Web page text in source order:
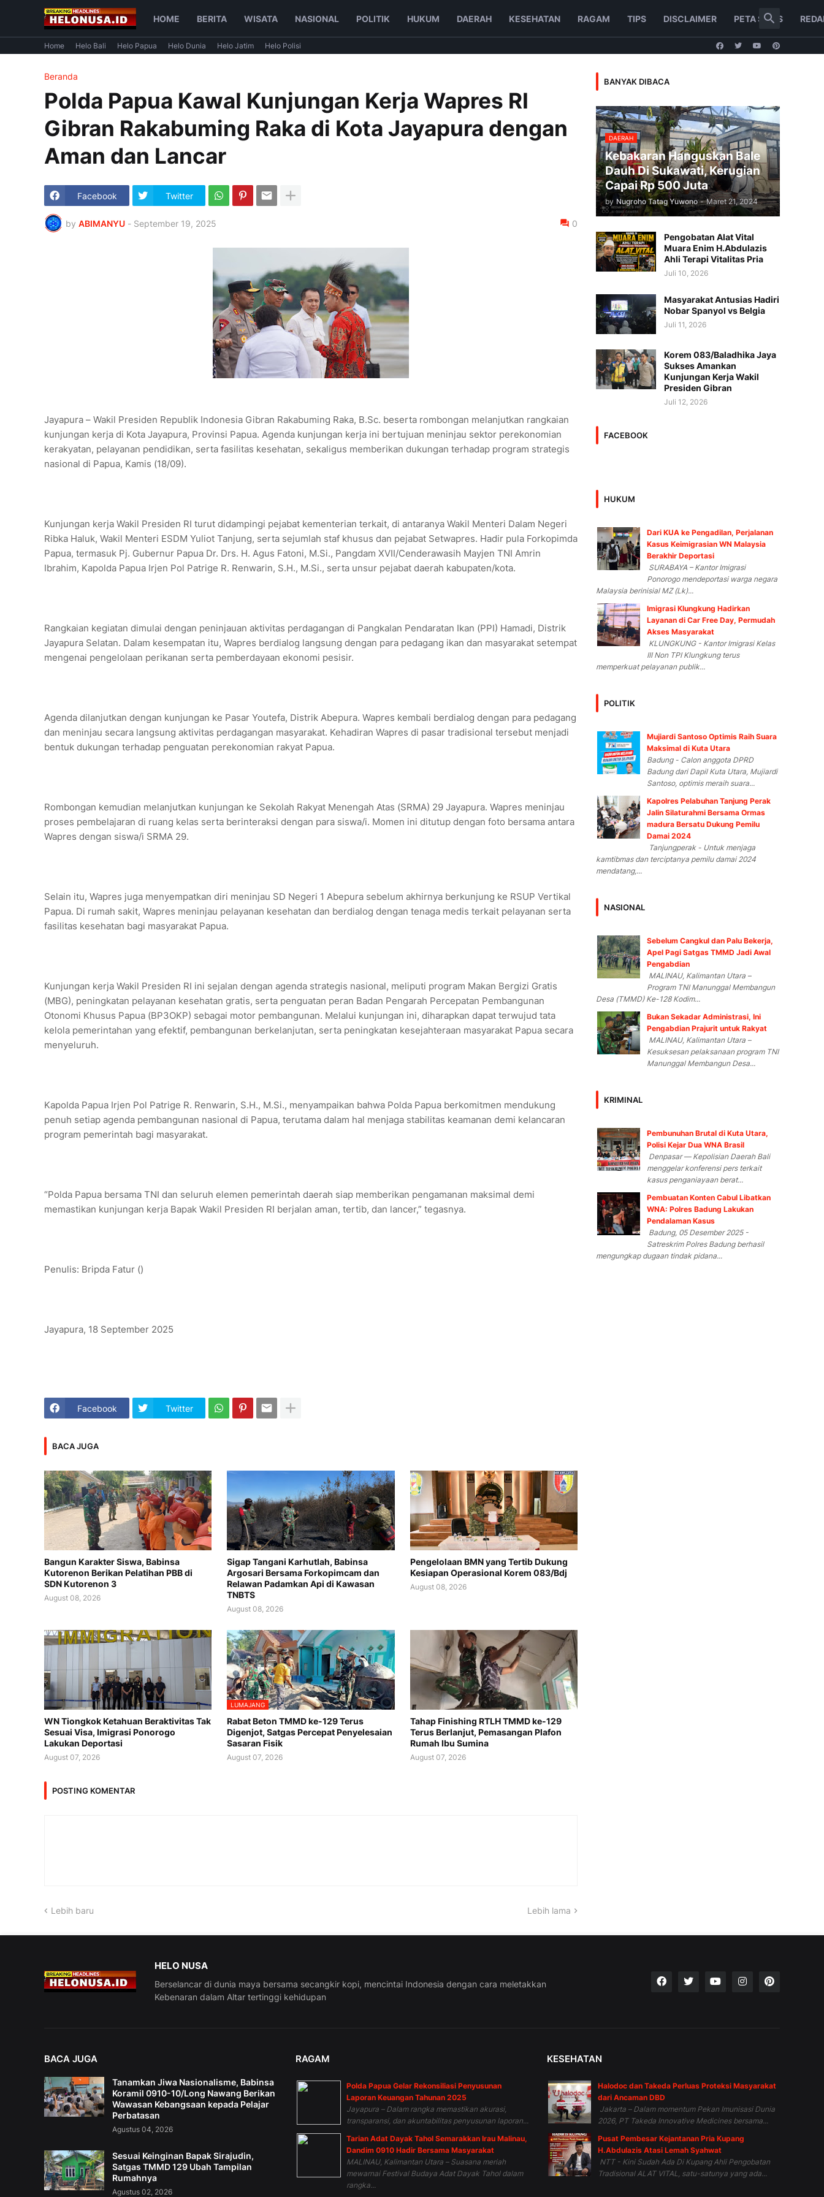
HOME BERITA WISATA NASIONAL POLITIK HUKUM DAERAH KESEHATAN RAGAM TIPS DISCLAIMER PETA SITUS
Home Helo Bali Helo Papua Helo Dunia Helo Jatim Helo Polisi
Beranda
Polda Papua Kawal Kunjungan Kerja Wapres RI
Gibran Rakabuming Raka di Kota Jayapura dengan
Aman dan Lancar
Facebook Twitter
by ABIMANYU - September 19, 2025 0
Jayapura – Wakil Presiden Republik Indonesia Gibran Rakabuming Raka, B.Sc. beserta rombongan melanjutkan rangkaian
kunjungan kerja di Kota Jayapura, Provinsi Papua. Agenda kunjungan kerja ini bertujuan meninjau sektor perekonomian
kerakyatan, pelayanan pendidikan, serta fasilitas kesehatan, sekaligus memberikan dukungan terhadap program strategis
nasional di Papua, Kamis (18/09).
Kunjungan kerja Wakil Presiden RI turut didampingi pejabat kementerian terkait, di antaranya Wakil Menteri Dalam Negeri
Ribka Haluk, Wakil Menteri ESDM Yuliot Tanjung, serta sejumlah staf khusus dan pejabat Setwapres. Hadir pula Forkopimda
Papua, termasuk Pj. Gubernur Papua Dr. Drs. H. Agus Fatoni, M.Si., Pangdam XVII/Cenderawasih Mayjen TNI Amrin
Ibrahim, Kapolda Papua Irjen Pol Patrige R. Renwarin, S.H., M.Si., serta unsur pejabat daerah kabupaten/kota.
Rangkaian kegiatan dimulai dengan peninjauan aktivitas perdagangan di Pangkalan Pendaratan Ikan (PPI) Hamadi, Distrik
Jayapura Selatan. Dalam kesempatan itu, Wapres berdialog langsung dengan para pedagang ikan dan masyarakat setempat
mengenai pengelolaan perikanan serta pemberdayaan ekonomi pesisir.
Agenda dilanjutkan dengan kunjungan ke Pasar Youtefa, Distrik Abepura. Wapres kembali berdialog dengan para pedagang
dan meninjau secara langsung aktivitas perdagangan masyarakat. Kehadiran Wapres di pasar tradisional tersebut menjadi
bentuk dukungan terhadap penguatan perekonomian rakyat Papua.
Rombongan kemudian melanjutkan kunjungan ke Sekolah Rakyat Menengah Atas (SRMA) 29 Jayapura. Wapres meninjau
proses pembelajaran di ruang kelas serta berinteraksi dengan para siswa/i. Momen ini ditutup dengan foto bersama antara
Wapres dengan siswa/i SRMA 29.
Selain itu, Wapres juga menyempatkan diri meninjau SD Negeri 1 Abepura sebelum akhirnya berkunjung ke RSUP Vertikal
Papua. Di rumah sakit, Wapres meninjau pelayanan kesehatan dan berdialog dengan tenaga medis terkait pelayanan serta
fasilitas kesehatan bagi masyarakat Papua.
Kunjungan kerja Wakil Presiden RI ini sejalan dengan agenda strategis nasional, meliputi program Makan Bergizi Gratis
(MBG), peningkatan pelayanan kesehatan gratis, serta penguatan peran Badan Pengarah Percepatan Pembangunan
Otonomi Khusus Papua (BP3OKP) sebagai motor pembangunan. Melalui kunjungan ini, diharapkan dapat terwujud tata
kelola pemerintahan yang efektif, pembangunan berkelanjutan, serta peningkatan kesejahteraan masyarakat Papua secara
menyeluruh.
Kapolda Papua Irjen Pol Patrige R. Renwarin, S.H., M.Si., menyampaikan bahwa Polda Papua berkomitmen mendukung
penuh setiap agenda pembangunan nasional di Papua, terutama dalam hal menjaga stabilitas keamanan demi kelancaran
program pemerintah bagi masyarakat.
“Polda Papua bersama TNI dan seluruh elemen pemerintah daerah siap memberikan pengamanan maksimal demi
memastikan kunjungan kerja Bapak Wakil Presiden RI berjalan aman, tertib, dan lancer,” tegasnya.
Penulis: Bripda Fatur ()
Jayapura, 18 September 2025
Facebook Twitter
BACA JUGA
Bangun Karakter Siswa, Babinsa
Kutorenon Berikan Pelatihan PBB di
SDN Kutorenon 3
August 08, 2026
Sigap Tangani Karhutlah, Babinsa
Argosari Bersama Forkopimcam dan
Relawan Padamkan Api di Kawasan
TNBTS
August 08, 2026
Pengelolaan BMN yang Tertib Dukung
Kesiapan Operasional Korem 083/Bdj
August 08, 2026
WN Tiongkok Ketahuan Beraktivitas Tak
Sesuai Visa, Imigrasi Ponorogo
Lakukan Deportasi
August 07, 2026
LUMAJANG
Rabat Beton TMMD ke-129 Terus
Digenjot, Satgas Percepat Penyelesaian
Sasaran Fisik
August 07, 2026
Tahap Finishing RTLH TMMD ke-129
Terus Berlanjut, Pemasangan Plafon
Rumah Ibu Sumina
August 07, 2026
POSTING KOMENTAR
Lebih baru Lebih lama
BANYAK DIBACA
DAERAH
Kebakaran Hanguskan Bale
Dauh Di Sukawati, Kerugian
Capai Rp 500 Juta
by Nugroho Tatag Yuwono - Maret 21, 2024
Pengobatan Alat Vital
Muara Enim H.Abdulazis
Ahli Terapi Vitalitas Pria
Juli 10, 2026
Masyarakat Antusias Hadiri
Nobar Spanyol vs Belgia
Juli 11, 2026
Korem 083/Baladhika Jaya
Sukses Amankan
Kunjungan Kerja Wakil
Presiden Gibran
Juli 12, 2026
FACEBOOK
HUKUM
Dari KUA ke Pengadilan, Perjalanan
Kasus Keimigrasian WN Malaysia
Berakhir Deportasi
SURABAYA – Kantor Imigrasi
Ponorogo mendeportasi warga negara
Malaysia berinisial MZ (Lk)...
Imigrasi Klungkung Hadirkan
Layanan di Car Free Day, Permudah
Akses Masyarakat
KLUNGKUNG - Kantor Imigrasi Kelas
III Non TPI Klungkung terus
memperkuat pelayanan publik...
POLITIK
Mujiardi Santoso Optimis Raih Suara
Maksimal di Kuta Utara
Badung - Calon anggota DPRD
Badung dari Dapil Kuta Utara, Mujiardi
Santoso, optimis meraih suara...
Kapolres Pelabuhan Tanjung Perak
Jalin Silaturahmi Bersama Ormas
madura Bersatu Dukung Pemilu
Damai 2024
Tanjungperak - Untuk menjaga
kamtibmas dan terciptanya pemilu damai 2024
mendatang,...
NASIONAL
Sebelum Cangkul dan Palu Bekerja,
Apel Pagi Satgas TMMD Jadi Awal
Pengabdian
MALINAU, Kalimantan Utara –
Program TNI Manunggal Membangun
Desa (TMMD) Ke-128 Kodim...
Bukan Sekadar Administrasi, Ini
Pengabdian Prajurit untuk Rakyat
MALINAU, Kalimantan Utara –
Kesuksesan pelaksanaan program TNI
Manunggal Membangun Desa...
KRIMINAL
Pembunuhan Brutal di Kuta Utara,
Polisi Kejar Dua WNA Brasil
Denpasar — Kepolisian Daerah Bali
menggelar konferensi pers terkait
kasus penganiayaan berat...
Pembuatan Konten Cabul Libatkan
WNA: Polres Badung Lakukan
Pendalaman Kasus
Badung, 05 Desember 2025 -
Satreskrim Polres Badung berhasil
mengungkap dugaan tindak pidana...
HELO NUSA
Berselancar di dunia maya bersama secangkir kopi, mencintai Indonesia dengan cara meletakkan
Kebenaran dalam Altar tertinggi kehidupan
BACA JUGA
Tanamkan Jiwa Nasionalisme, Babinsa
Koramil 0910-10/Long Nawang Berikan
Wawasan Kebangsaan kepada Pelajar
Perbatasan
Agustus 04, 2026
Sesuai Keinginan Bapak Sirajudin,
Satgas TMMD 129 Ubah Tampilan
Rumahnya
Agustus 02, 2026
RAGAM
Polda Papua Gelar Rekonsiliasi Penyusunan
Laporan Keuangan Tahunan 2025
Jayapura – Dalam rangka memastikan akurasi,
transparansi, dan akuntabilitas penyusunan laporan...
Tarian Adat Dayak Tahol Semarakkan Irau Malinau,
Dandim 0910 Hadir Bersama Masyarakat
MALINAU, Kalimantan Utara – Suasana meriah
mewarnai Festival Budaya Adat Dayak Tahol dalam
rangka...
KESEHATAN
Halodoc dan Takeda Perluas Proteksi Masyarakat
dari Ancaman DBD
Jakarta – Dalam momentum Pekan Imunisasi Dunia
2026, PT Takeda Innovative Medicines bersama...
Pusat Pembesar Kejantanan Pria Kupang
H.Abdulazis Atasi Lemah Syahwat
NTT - Kini Sudah Ada Di Kupang Ahli Pengobatan
Tradisional ALAT VITAL, satu-satunya yang ada...